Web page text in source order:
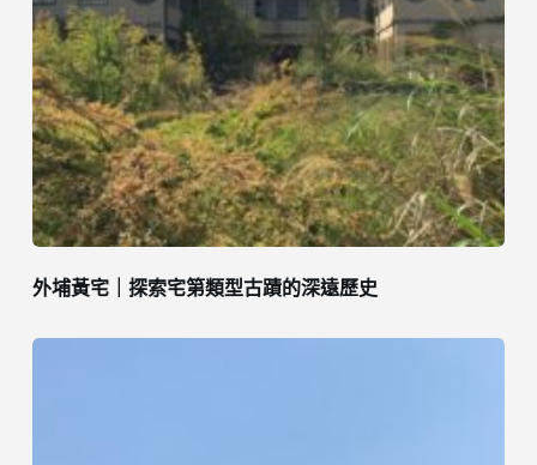
外埔黃宅｜探索宅第類型古蹟的深遠歷史